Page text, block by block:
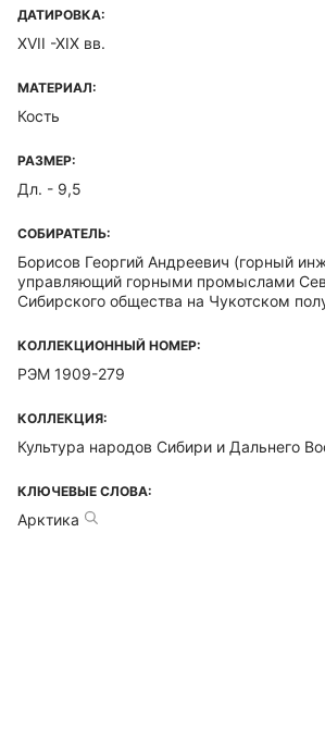
ДАТИРОВКА:
XVII -XIX вв.
МАТЕРИАЛ:
Кость
РАЗМЕР:
Дл. - 9,5
СОБИРАТЕЛЬ:
Борисов Георгий Андреевич (горный
управляющий горными промыслами
Сибирского общества на Чукотском
КОЛЛЕКЦИОННЫЙ НОМЕР:
РЭМ 1909-279
КОЛЛЕКЦИЯ:
Культура народов Сибири и Дальнего
КЛЮЧЕВЫЕ СЛОВА:
Арктика